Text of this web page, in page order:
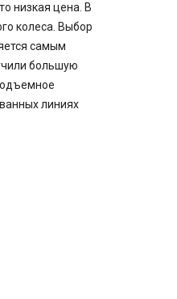
низкая цена. В
колеса. Выбор
самым
большую
линиях